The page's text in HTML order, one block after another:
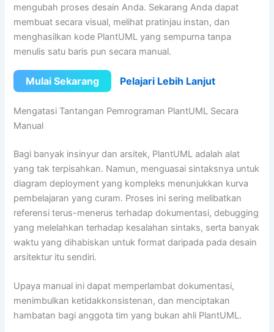
mengubah proses desain Anda. Sekarang Anda dapat
membuat secara visual, melihat pratinjau instan, dan
menghasilkan kode PlantUML yang sempurna tanpa
menulis satu baris pun secara manual.
Mulai Sekarang Pelajari Lebih Lanjut
Mengatasi Tantangan Pemrograman PlantUML Secara
Manual
Bagi banyak insinyur dan arsitek, PlantUML adalah alat
yang tak terpisahkan. Namun, menguasai sintaksnya untuk
diagram deployment yang kompleks menunjukkan kurva
pembelajaran yang curam. Proses ini sering melibatkan
referensi terus-menerus terhadap dokumentasi, debugging
yang melelahkan terhadap kesalahan sintaks, serta banyak
waktu yang dihabiskan untuk format daripada pada desain
arsitektur itu sendiri.
Upaya manual ini dapat memperlambat dokumentasi,
menimbulkan ketidakkonsistenan, dan menciptakan
hambatan bagi anggota tim yang bukan ahli PlantUML.